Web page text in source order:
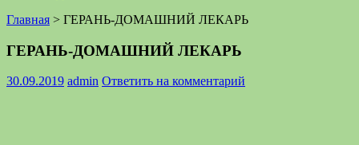
Главная > ГЕРАНЬ-ДОМАШНИЙ ЛЕКАРЬ
ГЕРАНЬ-ДОМАШНИЙ ЛЕКАРЬ
30.09.2019 admin Ответить на комментарий